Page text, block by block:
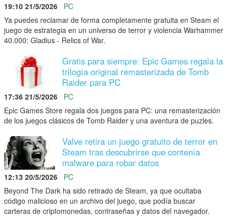
19:10 21/5/2026
PC
Ya puedes reclamar de forma completamente gratuita en Steam el
juego de estrategia en un universo de terror y violencia Warhammer
40.000: Gladius - Relics of War.
Gratis para siempre: Epic Games regala la
trilogía original remasterizada de Tomb
Raider para PC
17:36 21/5/2026
PC
Epic Games Store regala dos juegos para PC: una remasterización
de los juegos clásicos de Tomb Raider y una aventura de puzles.
Valve retira un juego gratuito de terror en
Steam tras descubrirse que contenía
malware para robar datos
12:13 20/5/2026
PC
Beyond The Dark ha sido retirado de Steam, ya que ocultaba
código malicioso en un archivo del juego, que podía buscar
carteras de criptomonedas, contraseñas y datos del navegador.